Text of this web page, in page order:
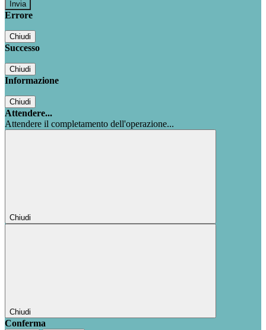
Errore
Chiudi
Successo
Chiudi
Informazione
Chiudi
Attendere...
Attendere il completamento dell'operazione...
Chiudi
Chiudi
Conferma